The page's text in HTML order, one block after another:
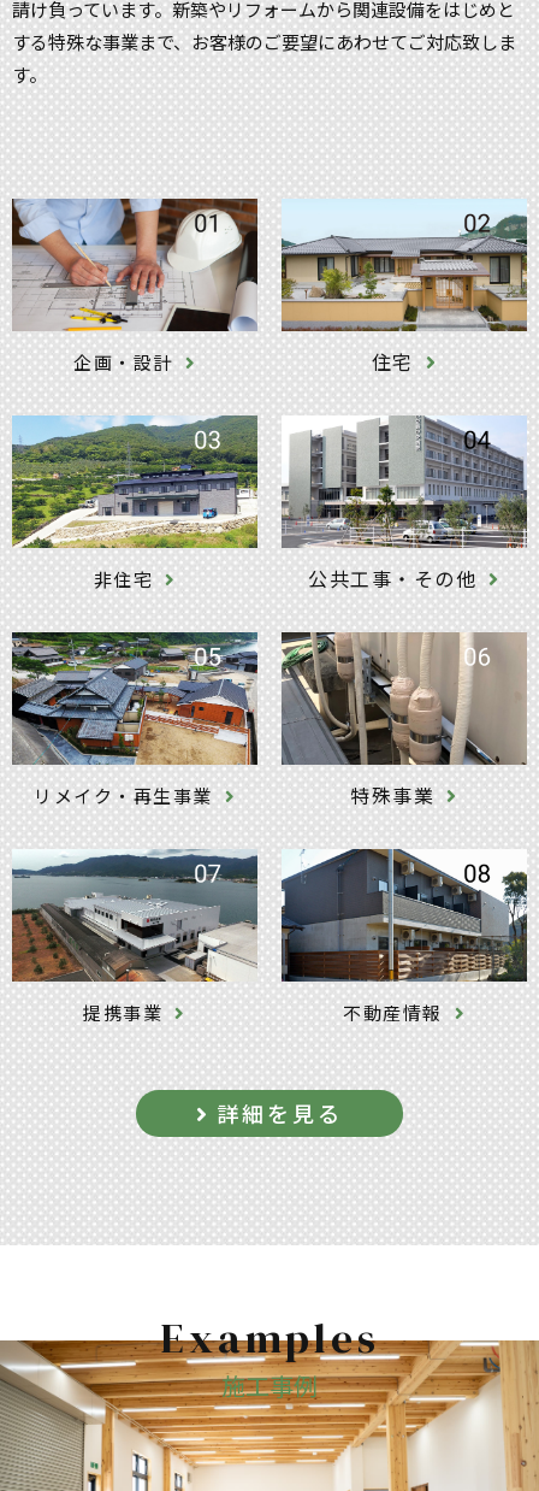
請け負っています。新築やリフォームから関連設備をはじめと
する特殊な事業まで、お客様のご要望にあわせてご対応致しま
す。
企画・設計 住宅
非住宅 公共工事・その他
リメイク・再生事業 特殊事業
提携事業 不動産情報
詳細を見る
Examples
施工事例